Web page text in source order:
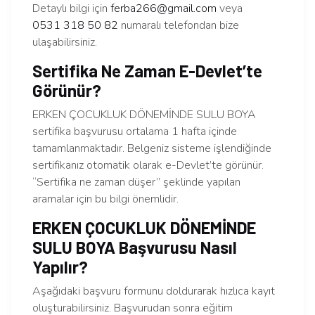
Detaylı bilgi için ferba266@gmail.com veya
0531 318 50 82 numaralı telefondan bize
ulaşabilirsiniz.
Sertifika Ne Zaman E-Devlet’te
Görünür?
ERKEN ÇOCUKLUK DÖNEMİNDE SULU BOYA
sertifika başvurusu ortalama 1 hafta içinde
tamamlanmaktadır. Belgeniz sisteme işlendiğinde
sertifikanız otomatik olarak e-Devlet’te görünür.
“Sertifika ne zaman düşer” şeklinde yapılan
aramalar için bu bilgi önemlidir.
ERKEN ÇOCUKLUK DÖNEMİNDE
SULU BOYA Başvurusu Nasıl
Yapılır?
Aşağıdaki başvuru formunu doldurarak hızlıca kayıt
oluşturabilirsiniz. Başvurudan sonra eğitim